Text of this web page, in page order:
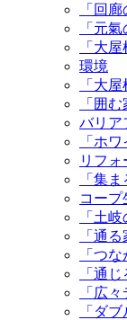
「回
「元
「大
環境
「大
「囲む
バリア
「ホ
リフォ
「集
コープ
「土
「通る
「つ
「通
「広
「ダ